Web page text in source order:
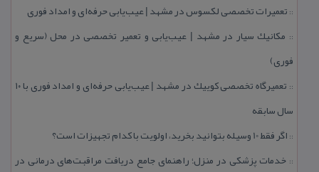
:: تعمیرات تخصصی لكسوس در مشهد | عیب‌یابی حرفه‌ای و امداد فوری
:: مكانیك سیار در مشهد | عیب‌یابی و تعمیر تخصصی در محل (سریع و
فوری)
::
تعمیرگاه تخصصی كوییك در مشهد | عیب‌یابی حرفه‌ای و امداد فوری با ۱۰
سال سابقه
:: اگر فقط 10 وسیله بتوانید بخرید، اولویت با كدام تجهیزات است؟
:: خدمات پزشكی در منزل؛ راهنمای جامع دریافت مراقبت‌های درمانی در